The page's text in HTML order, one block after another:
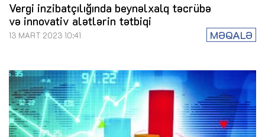
Vergi inzibatçılığında beynəlxalq təcrübə
və innovativ alətlərin tətbiqi
MƏQALƏ
13 MART 2023 10:41